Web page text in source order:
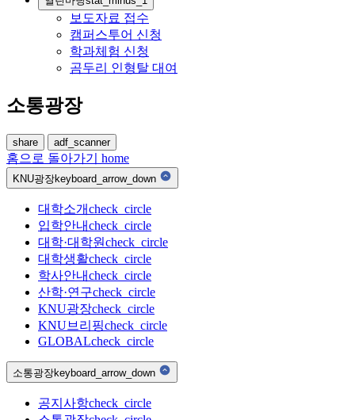
보도자료 접수
캠퍼스투어 신청
학과체험 신청
곰두리 인형탈 대여
소통광장
share adf_scanner
홈으로 돌아가기 home
KNU광장keyboard_arrow_down
대학소개check_circle
입학안내check_circle
대학·대학원check_circle
대학생활check_circle
학사안내check_circle
산학·연구check_circle
KNU광장check_circle
KNU브리핑check_circle
GLOBALcheck_circle
소통광장keyboard_arrow_down
공지사항check_circle